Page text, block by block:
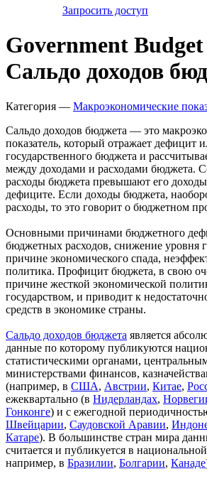
Запросить доступ
Government Budget
Сальдо доходов
Категория — Макроэкономические
Сальдо доходов бюджета — это
показатель, который отражает дефицит
государственного бюджета и
между доходами и расходами бюджета.
расходы бюджета превышают его
дефиците. Если доходы бюджета,
расходы, то это говорит о бюджетном
Основными причинами бюджетного
бюджетных расходов, снижение уровня
причине экономического спада,
политика. Профицит бюджета, в свою
причине жесткой экономической
государством, и приводит к
средств в экономике страны.
Сальдо доходов бюджета является
данные по которому публикуются
статистическими органами,
министерствами финансов,
(например, в США, Австрии, Китае,
ежеквартально (в Нидерландах,
Гонконге) и с ежегодной
Швейцарии, Саудовской Аравии,
Катаре). В большинстве стран мира
считается и публикуется в
например, в Бразилии, Болгарии, Канаде